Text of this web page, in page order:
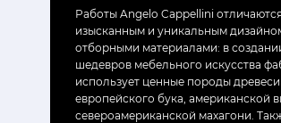
Работы Angelo Cappellini отличаются
изысканным и уникальным
отборными материалами: в
шедевров мебельного искусства
использует ценные породы
европейского бука, американской
североамериканской махагони.